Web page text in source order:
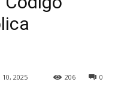
2025 0
206